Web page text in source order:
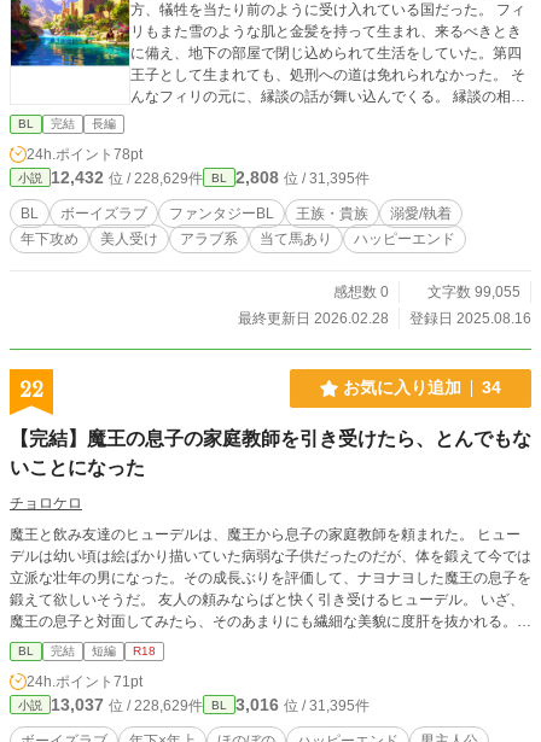
方、犠牲を当たり前のように受け入れている国だった。 フィ
リもまた雪のような肌と金髪を持って生まれ、来るべきとき
に備え、地下の部屋で閉じ込められて生活をしていた。第四
王子として生まれても、処刑への道は免れられなかった。 そ
んなフィリの元に、縁談の話が舞い込んでくる。 縁談の相手
とって、フィリはさらに肩身の狭い思いをする。 ファルーハ
王国は砂漠地帯にある王国であり、雪国であるルロ国とは真
逆だ。縁談などフィリ信じず、ついにそのときが来たと諦め
の境地に至った。 情報がほとんどないファルーハ王国へ向か
うと、国を上げて祝福する民衆に触れ、処刑場へ向かうもの
元へ現れたのは、浅黒い肌と黒髪、サファイア色の瞳を持つ
ヴァシリスだった。彼はまだ成人にはあと二年早い子供であ
は第二王子であるジャミルの思惑が隠されていて──。
BL 完結 長編
24h.ポイント 78pt
小説 12,432 位 / 228,629件 BL 2,808 位 / 31,395件
BL ボーイズラブ ファンタジーBL 王族・貴族
溺愛/執着
年下攻め
美人受け アラブ系 当て馬あり ハッピーエンド
感想数 0
文字数 99,055
最終更新日 2026.02.28
登録日 2025.08.16
22 お気に入り追加 34
【完結】魔王の息子の家庭教師を引き受けたら、とんでもな
いことになった
チョロケロ
魔王と飲み友達のヒューデルは、魔王から息子の家庭教師を頼まれた。 ヒュー
デルは幼い頃は絵ばかり描いていた病弱な子供だったのだが、体を鍛えて今では
立派な壮年の男になった。その成長ぶりを評価して、ナヨナヨした魔王の息子を
鍛えて欲しいそうだ。 友人の頼みならばと快く引き受けるヒューデル。 いざ、
魔王の息子と対面してみたら、そのあまりにも繊細な美貌に度肝を抜かれる。
魔王の息子……ネルは最初はヒューデルをうとましがった。だが、ある出来事を
きっかけに急速に懐かれることになるのだった。 ※ムーンライトノベルズ様で
も投稿しています。 ※宜しくお願いします。
BL 完結 短編 R18
24h.ポイント 71pt
小説 13,037 位 / 228,629件 BL 3,016 位 / 31,395件